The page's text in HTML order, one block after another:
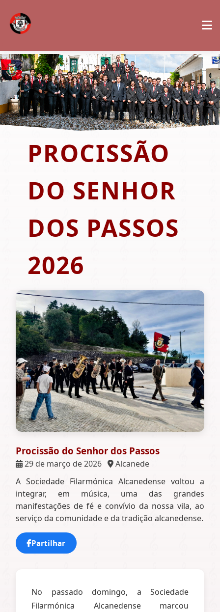
PROCISSÃO
DO SENHOR
DOS PASSOS
2026
Procissão do Senhor dos Passos
29 de março de 2026
Alcanede
A Sociedade Filarmónica Alcanedense voltou a
integrar, em música, uma das grandes
manifestações de fé e convívio da nossa vila, ao
serviço da comunidade e da tradição alcanedense.
Partilhar
No passado domingo, a Sociedade
Filarmónica Alcanedense marcou